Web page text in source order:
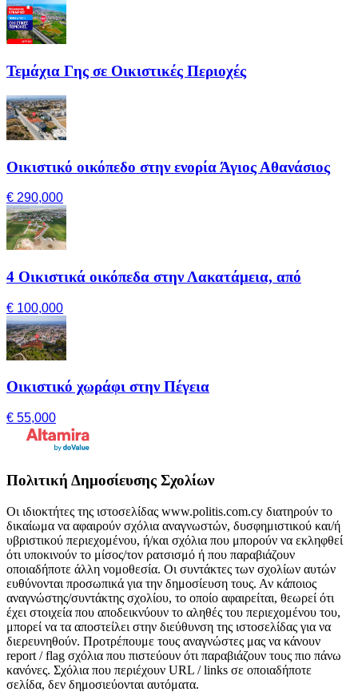
Τεμάχια Γης σε Οικιστικές Περιοχές
Οικιστικό οικόπεδο στην ενορία Άγιος Αθανάσιος
€ 290,000
4 Οικιστικά οικόπεδα στην Λακατάμεια, από
€ 100,000
Οικιστικό χωράφι στην Πέγεια
€ 55,000
Πολιτική Δημοσίευσης Σχολίων
Οι ιδιοκτήτες της ιστοσελίδας www.politis.com.cy διατηρούν το
δικαίωμα να αφαιρούν σχόλια αναγνωστών, δυσφημιστικού και/ή
υβριστικού περιεχομένου, ή/και σχόλια που μπορούν να εκληφθεί
ότι υποκινούν το μίσος/τον ρατσισμό ή που παραβιάζουν
οποιαδήποτε άλλη νομοθεσία. Οι συντάκτες των σχολίων αυτών
ευθύνονται προσωπικά για την δημοσίευση τους. Αν κάποιος
αναγνώστης/συντάκτης σχολίου, το οποίο αφαιρείται, θεωρεί ότι
έχει στοιχεία που αποδεικνύουν το αληθές του περιεχομένου του,
μπορεί να τα αποστείλει στην διεύθυνση της ιστοσελίδας για να
διερευνηθούν. Προτρέπουμε τους αναγνώστες μας να κάνουν
report / flag σχόλια που πιστεύουν ότι παραβιάζουν τους πιο πάνω
κανόνες. Σχόλια που περιέχουν URL / links σε οποιαδήποτε
σελίδα, δεν δημοσιεύονται αυτόματα.